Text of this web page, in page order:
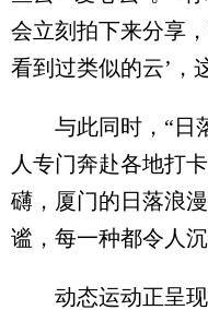
会立刻拍下来分享
看到过类似的云’，
与此同时，“日落
人专门奔赴各地打
礴，厦门的日落浪
谧，每一种都令人沉
动态运动正呈现“